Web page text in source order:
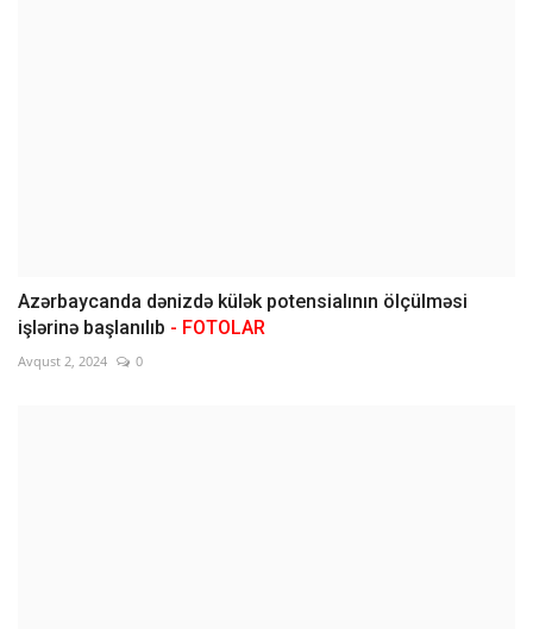
Azərbaycanda dənizdə külək potensialının ölçülməsi
işlərinə başlanılıb - FOTOLAR
Avqust 2, 2024 0